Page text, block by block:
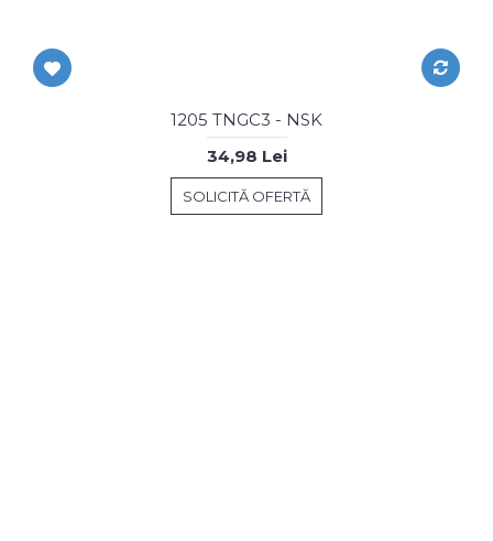
1205 TNGC3 - NSK
34,98 Lei
SOLICITĂ OFERTĂ